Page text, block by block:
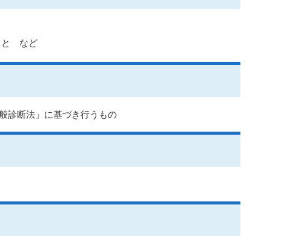
と など
診断法」に基づき行うもの